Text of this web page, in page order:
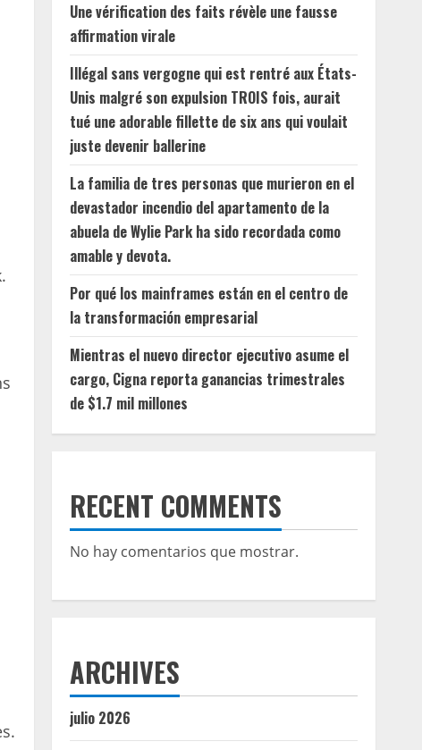
Une vérification des faits révèle une fausse
affirmation virale
Illégal sans vergogne qui est rentré aux États-
Unis malgré son expulsion TROIS fois, aurait
tué une adorable fillette de six ans qui voulait
juste devenir ballerine
La familia de tres personas que murieron en el
devastador incendio del apartamento de la
abuela de Wylie Park ha sido recordada como
amable y devota.
Por qué los mainframes están en el centro de
la transformación empresarial
Mientras el nuevo director ejecutivo asume el
cargo, Cigna reporta ganancias trimestrales
de $1.7 mil millones
RECENT COMMENTS
No hay comentarios que mostrar.
ARCHIVES
julio 2026